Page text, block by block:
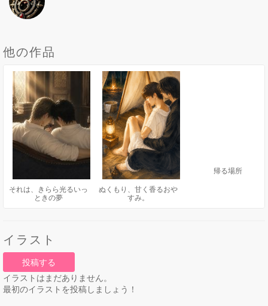
他の作品
それは、きらら光るいっ
ときの夢
ぬくもり、甘く香るおや
すみ。
帰る場所
イラスト
投稿する
イラストはまだありません。
最初のイラストを投稿しましょう！